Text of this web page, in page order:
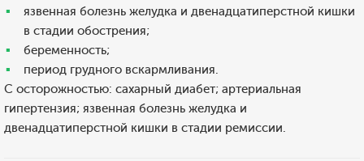
язвенная болезнь желудка и двенадцатиперстной кишки
в стадии обострения;
беременность;
период грудного вскармливания.
С осторожностью: сахарный диабет; артериальная
гипертензия; язвенная болезнь желудка и
двенадцатиперстной кишки в стадии ремиссии.